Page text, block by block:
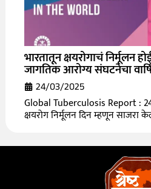
भारतातून क्षयरोगाचं निर्मूलन
जागतिक आरोग्य संघटनेचा
24/03/2025
Global Tuberculosis Report :
क्षयरोग निर्मूलन दिन म्हणून साजरा